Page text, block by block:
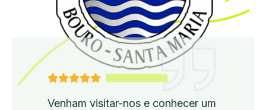
Venham visitar-nos e conhecer um